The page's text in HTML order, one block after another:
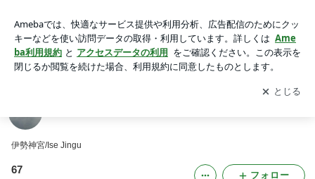
アプリをダウンロードして ブログの更新通知
を受け取りまし
ょう。
開く
伊勢神宮/Ise Jingu
67 フォロー